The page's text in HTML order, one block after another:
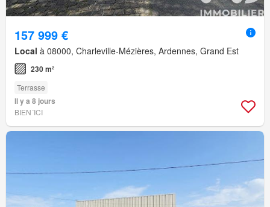
157 999 €
Local à 08000, Charleville-Mézières, Ardennes, Grand Est
230 m²
Terrasse
Il y a 8 jours
BIEN´ICI